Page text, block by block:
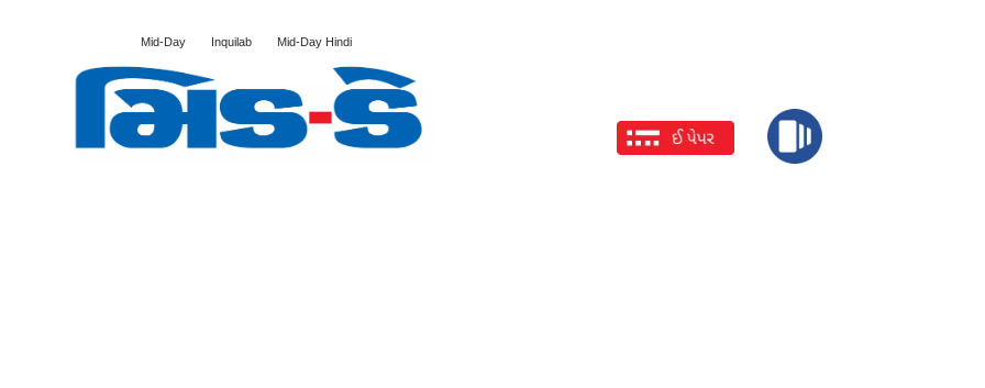
Mid-Day Inquilab Mid-Day Hindi